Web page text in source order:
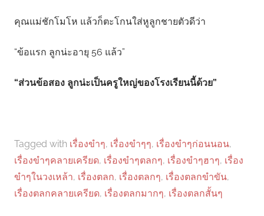
คุณแม่ชักโมโห แล้วก็ตะโกนใส่หูลูกชายตัวดีว่า
“ข้อแรก ลูกน่ะอายุ 56 แล้ว”
“ส่วนข้อสอง ลูกน่ะเป็นครูใหญ่ของโรงเรียนนี้ด้วย”
Tagged with เรื่องขําๆ, เรื่องขําๆๆ, เรื่องขําๆก่อนนอน,
เรื่องขําๆคลายเครียด, เรื่องขําๆตลกๆ, เรื่องขําๆฮาๆ, เรื่อง
ขําๆในวงเหล้า, เรื่องตลก, เรื่องตลกๆ, เรื่องตลกขําขัน,
เรื่องตลกคลายเครียด, เรื่องตลกมากๆ, เรื่องตลกสั้นๆ